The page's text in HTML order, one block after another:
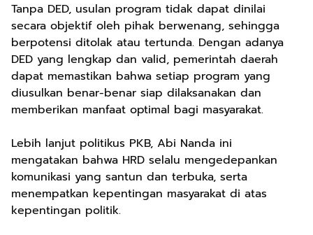
Tanpa DED, usulan program tidak dapat dinilai
secara objektif oleh pihak berwenang, sehingga
berpotensi ditolak atau tertunda. Dengan adanya
DED yang lengkap dan valid, pemerintah daerah
dapat memastikan bahwa setiap program yang
diusulkan benar-benar siap dilaksanakan dan
memberikan manfaat optimal bagi masyarakat.
Lebih lanjut politikus PKB, Abi Nanda ini
mengatakan bahwa HRD selalu mengedepankan
komunikasi yang santun dan terbuka, serta
menempatkan kepentingan masyarakat di atas
kepentingan politik.